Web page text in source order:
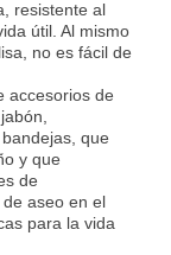
resistente al
útil. Al mismo
no es fácil de
accesorios de
que
y que
de
aseo en el
para la vida